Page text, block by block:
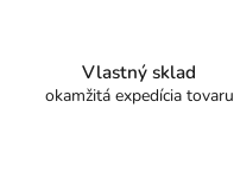
Vlastný sklad
okamžitá expedícia tovaru